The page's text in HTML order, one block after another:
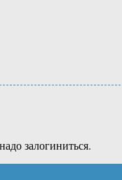
залогиниться.